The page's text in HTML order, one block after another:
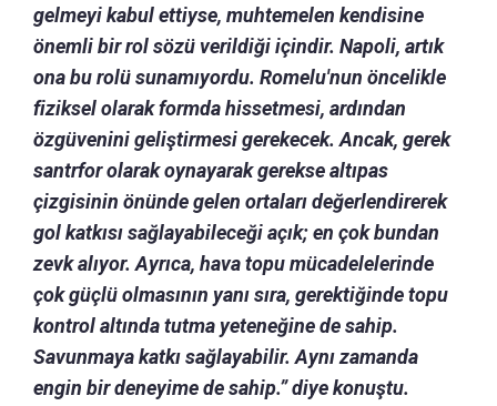
gelmeyi kabul ettiyse, muhtemelen kendisine
önemli bir rol sözü verildiği içindir. Napoli, artık
ona bu rolü sunamıyordu. Romelu'nun öncelikle
fiziksel olarak formda hissetmesi, ardından
özgüvenini geliştirmesi gerekecek. Ancak, gerek
santrfor olarak oynayarak gerekse altıpas
çizgisinin önünde gelen ortaları değerlendirerek
gol katkısı sağlayabileceği açık; en çok bundan
zevk alıyor. Ayrıca, hava topu mücadelelerinde
çok güçlü olmasının yanı sıra, gerektiğinde topu
kontrol altında tutma yeteneğine de sahip.
Savunmaya katkı sağlayabilir. Aynı zamanda
engin bir deneyime de sahip.” diye konuştu.